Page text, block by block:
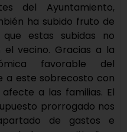
del Ayuntamiento,
ha subido fruto de
estas subidas no
vecino. Gracias a la
favorable del
a este sobrecosto con
a las familias. El
prorrogado nos
de gastos e